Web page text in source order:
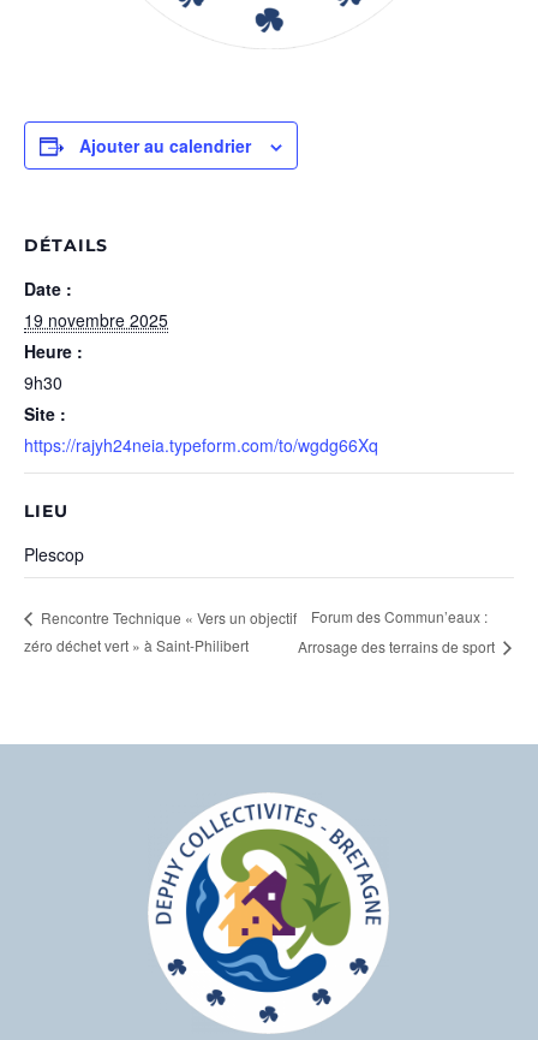
Ajouter au calendrier
DÉTAILS
Date :
19 novembre 2025
Heure :
9h30
Site :
https://rajyh24neia.typeform.com/to/wgdg66Xq
LIEU
Plescop
Rencontre Technique « Vers un objectif
zéro déchet vert » à Saint-Philibert
Forum des Commun’eaux :
Arrosage des terrains de sport